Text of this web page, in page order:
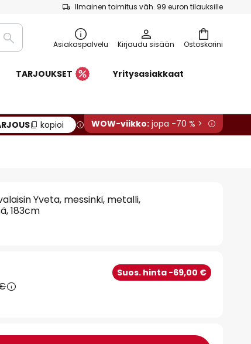
Ilmainen toimitus väh. 99 euron tilauksille
Ostoskorini
Etsi Asiakaspalvelu Kirjaudu sisään
TARJOUKSET Yritysasiakkaat
kopioi WOW-viikko: jopa -70 % >
Yveta, messinki, metalli,
183cm
Suos. hinta -69,00 €